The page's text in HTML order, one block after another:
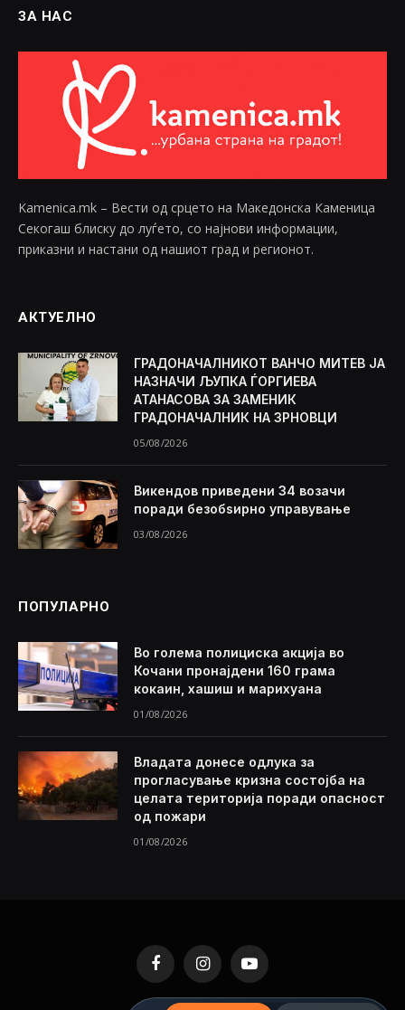
ЗА НАС
Kamenica.mk – Вести од срцето на Македонска Каменица
Секогаш блиску до луѓето, со најнови информации,
приказни и настани од нашиот град и регионот.
АКТУЕЛНО
ГРАДОНАЧАЛНИКОТ ВАНЧО МИТЕВ ЈА
НАЗНАЧИ ЉУПКА ЃОРГИЕВА
АТАНАСОВА ЗА ЗАМЕНИК
ГРАДОНАЧАЛНИК НА ЗРНОВЦИ
05/08/2026
Викендов приведени 34 возачи
поради безобѕирно управување
03/08/2026
ПОПУЛАРНО
Во голема полициска акција во
Кочани пронајдени 160 грама
кокаин, хашиш и марихуана
01/08/2026
Владата донесе одлука за
прогласување кризна состојба на
целата територија поради опасност
од пожари
01/08/2026
FacebookInstagramYouTube